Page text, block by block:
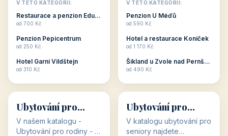
dovolenou přímo
souvisejí. Aktivní
odpočinek jso...
V TÉTO KATEGORII:
Restaurace a penzion Eduard
od 700 Kč
Penzion Pepicentrum
od 250 Kč
Hotel Garni Vildštejn
od 310 Kč
cenově dostupné
ubytování v ČR. Budete
c...
V TÉTO KATEGORII:
Penzion U Méďů
od 590 Kč
Hotel a restaurace Koníček
od 1 170 Kč
Šikland u Zvole nad Pernštejnem
od 490 Kč
👨‍👩‍👧‍👦
👨‍👩‍👧‍👦
34 objektů
Ubytování pro
rodiny
V našem katalogu -
Ubytování pro rodiny -
🧓
🧓
33 objektů
Ubytování pro
seniory
V katalogu ubytování pro
seniory najdete